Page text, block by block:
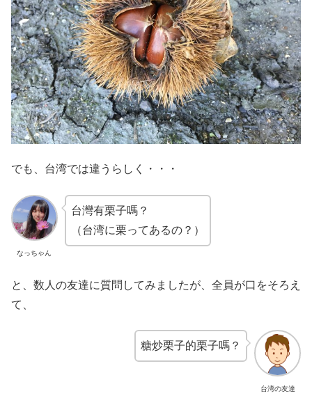
でも、台湾では違うらしく・・・
なっちゃん
台灣有栗子嗎？
（台湾に栗ってあるの？）
と、数人の友達に質問してみましたが、全員が口をそろえ
て、
台湾の友達
糖炒栗子的栗子嗎？